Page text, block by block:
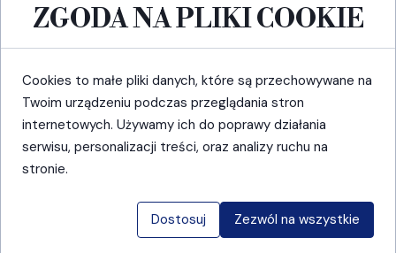
bezpieczna.
Calheta
Dzięki falochronom fale są zwykle
jeszcze mniejsze niż w Machico.
To jedna z najspokojniejszych plaż na
całej wyspie.
Zwycięzca
Nieznacznie wygrywa pod względem
bezpieczeństwa i komfortu kąpieli.
ZGODA NA PLIKI COOKIE
Cookies to małe pliki danych, które są przechowywane na
Twoim urządzeniu podczas przeglądania stron
internetowych. Używamy ich do poprawy działania
serwisu, personalizacji treści, oraz analizy ruchu na
stronie.
Dostosuj Zezwól na wszystkie